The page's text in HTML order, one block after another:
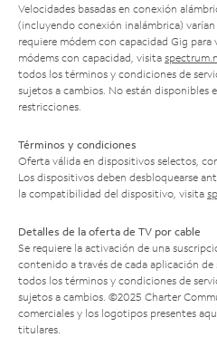
Velocidades basadas en conexión
(incluyendo conexión inalámbrica)
requiere módem con capacidad Gig
módems con capacidad, visita
todos los términos y condiciones de
sujetos a cambios. No están disponibles
restricciones.
Términos y condiciones
Oferta válida en dispositivos selectos,
Los dispositivos deben desbloquearse
la compatibilidad del dispositivo, visita
Detalles de la oferta de TV por cable
Se requiere la activación de una
contenido a través de cada aplicación
todos los términos y condiciones de
sujetos a cambios. ©2025 Charter
comerciales y los logotipos presentes
titulares.